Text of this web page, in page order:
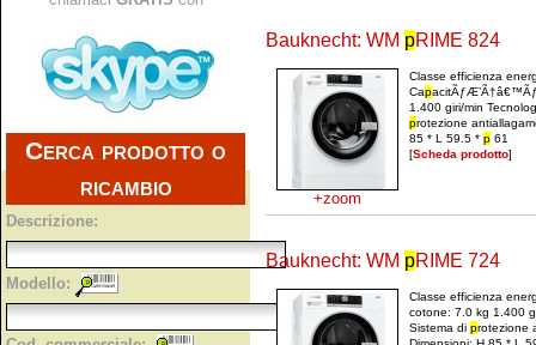
Cerca prodotto o
ricambio
Descrizione:
Modello:
Bauknecht: WM pRIME 824
+zoom
Classe efficienza
Cap
1.400 giri/min
protezione
85 * L 59.5 * p 61
[Scheda prodotto]
Bauknecht: WM pRIME 724
Classe efficienza
cotone: 7.0 kg 1.400
Sistema di protezione